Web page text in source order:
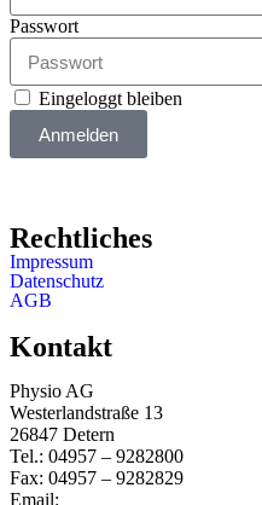
Passwort
Eingeloggt bleiben
Anmelden
Rechtliches
Impressum
Datenschutz
AGB
Kontakt
Physio AG
Westerlandstraße 13
26847 Detern
Tel.: 04957 – 9282800
Fax: 04957 – 9282829
Email: